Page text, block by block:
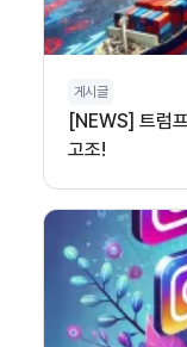
게시글
[NEWS] 트럼
고조!